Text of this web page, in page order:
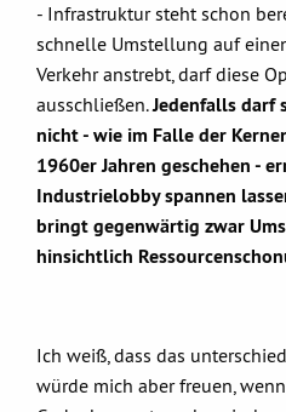
- Infrastruktur steht schon
schnelle Umstellung auf
Verkehr anstrebt, darf diese
ausschließen.Jedenfalls darf
nicht - wie im Falle der
1960er Jahren geschehen -
Industrielobby spannen
bringt gegenwärtig zwar
hinsichtlich
Ich weiß, dass das
würde mich aber freuen,